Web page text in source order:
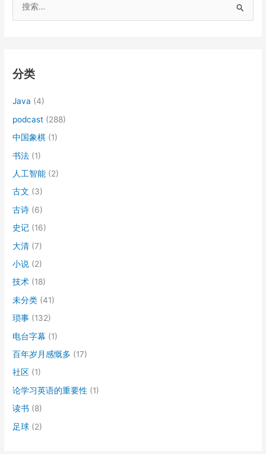
分类
Java (4)
podcast (288)
中国象棋 (1)
书法 (1)
人工智能 (2)
古文 (3)
古诗 (6)
史记 (16)
大清 (7)
小说 (2)
技术 (18)
未分类 (41)
琐事 (132)
电台字幕 (1)
百年岁月感慨多 (17)
社区 (1)
论学习英语的重要性 (1)
读书 (8)
足球 (2)